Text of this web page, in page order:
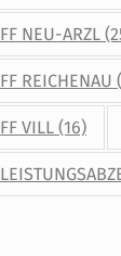
FF NEU-ARZL
FF REICHENAU
FF VILL (16)